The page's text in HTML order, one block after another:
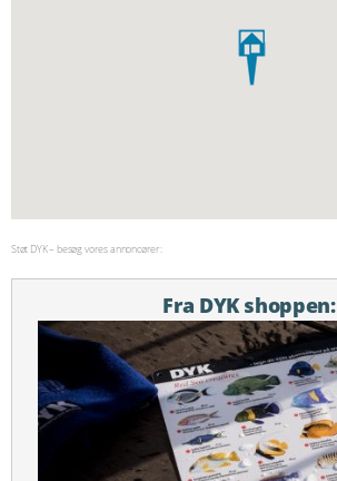
Støt DYK – besøg vores annoncører:
Fra DYK shoppen: